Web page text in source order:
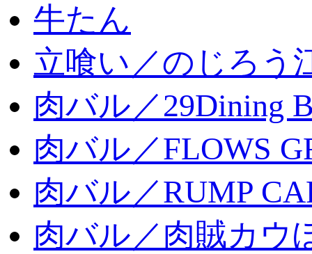
牛たん
立喰い／のじろう
肉バル／29Dining
肉バル／FLOWS
肉バル／RUMP
肉バル／肉賊カウ